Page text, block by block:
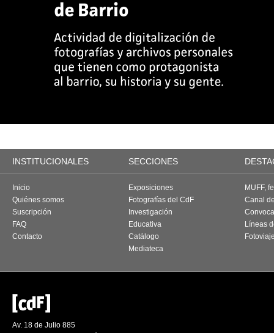
INSTITUCIONALES SECCIONES
Inicio
Quiénes somos
Suscripción
FAQ
Contacto
Exposiciones
Fotografías del CdF
Investigación
Educativa
Catálogo
Mediateca
MUFF,
Canal
Líneas
Av. 18 de Julio 885